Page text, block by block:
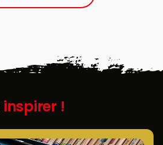
inspirer !